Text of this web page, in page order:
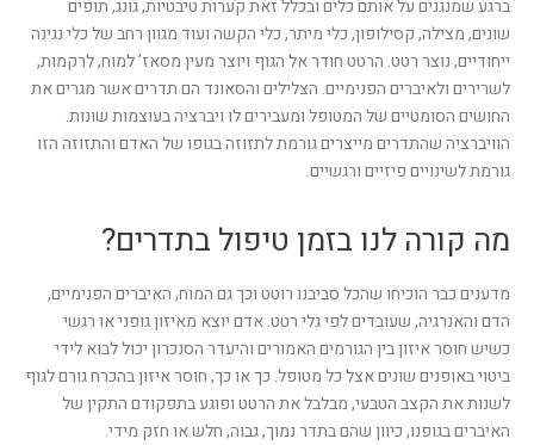
ברגע שמנגנים על אותם כלים ובכלל זאת קערות טיבטיות, גונג, תופים
שונים, מצילה, קסילופון, כלי מיתר, כלי הקשה ועוד מגוון רחב של כלי נגינה
ייחודיים, נוצר רטט. הרטט חודר אל הגוף ויוצר מעין מסאז’ למוח, לרקמות,
לשרירים ולאיברים הפנימיים. הצלילים והסאונד הם תדרים אשר מגרים את
החושים הסומטיים של המטופל ומעבירים לו ויברציה בעוצמות שונות.
הוויברציה שהתדרים מייצרים גורמת לתזוזה בגופו של האדם והתזוזה הזו
גורמת לשינויים פיזיים ורגשיים.
מה קורה לנו בזמן טיפול בתדרים?
מדענים כבר הוכיחו שהכל סביבנו רוטט וכך גם המוח, האיברים הפנימיים,
הדם והאנרגיה, שעובדים לפי גלי רטט. אדם יוצא מאיזון גופני או רגשי
כשיש חוסר איזון בין הגורמים האמורים והיעדר הסנכרון יכול לבוא לידי
ביטוי באופנים שונים אצל כל מטופל. כך או כך, חוסר איזון בהכרח גורם לגוף
לשנות את הקצב הטבעי, מבלבל את הרטט ופוגע בתפקודם התקין של
האיברים בגופנו, כיוון שהם בתדר נמוך, גבוה, חלש או חזק מידי.